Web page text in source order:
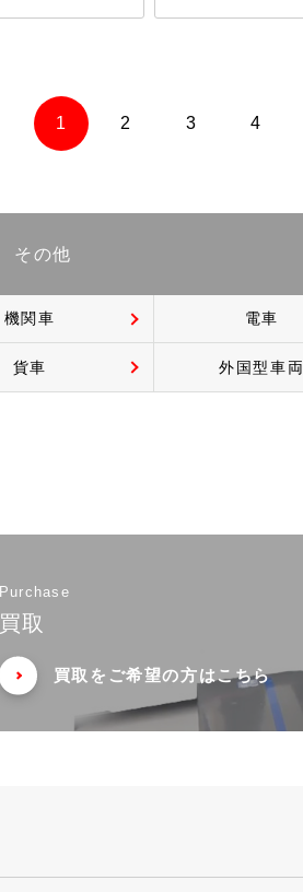
1 2 3 4
その他
機関車 電車
貨車 外国型車両
Purchase
買取
買取をご希望の方はこちら